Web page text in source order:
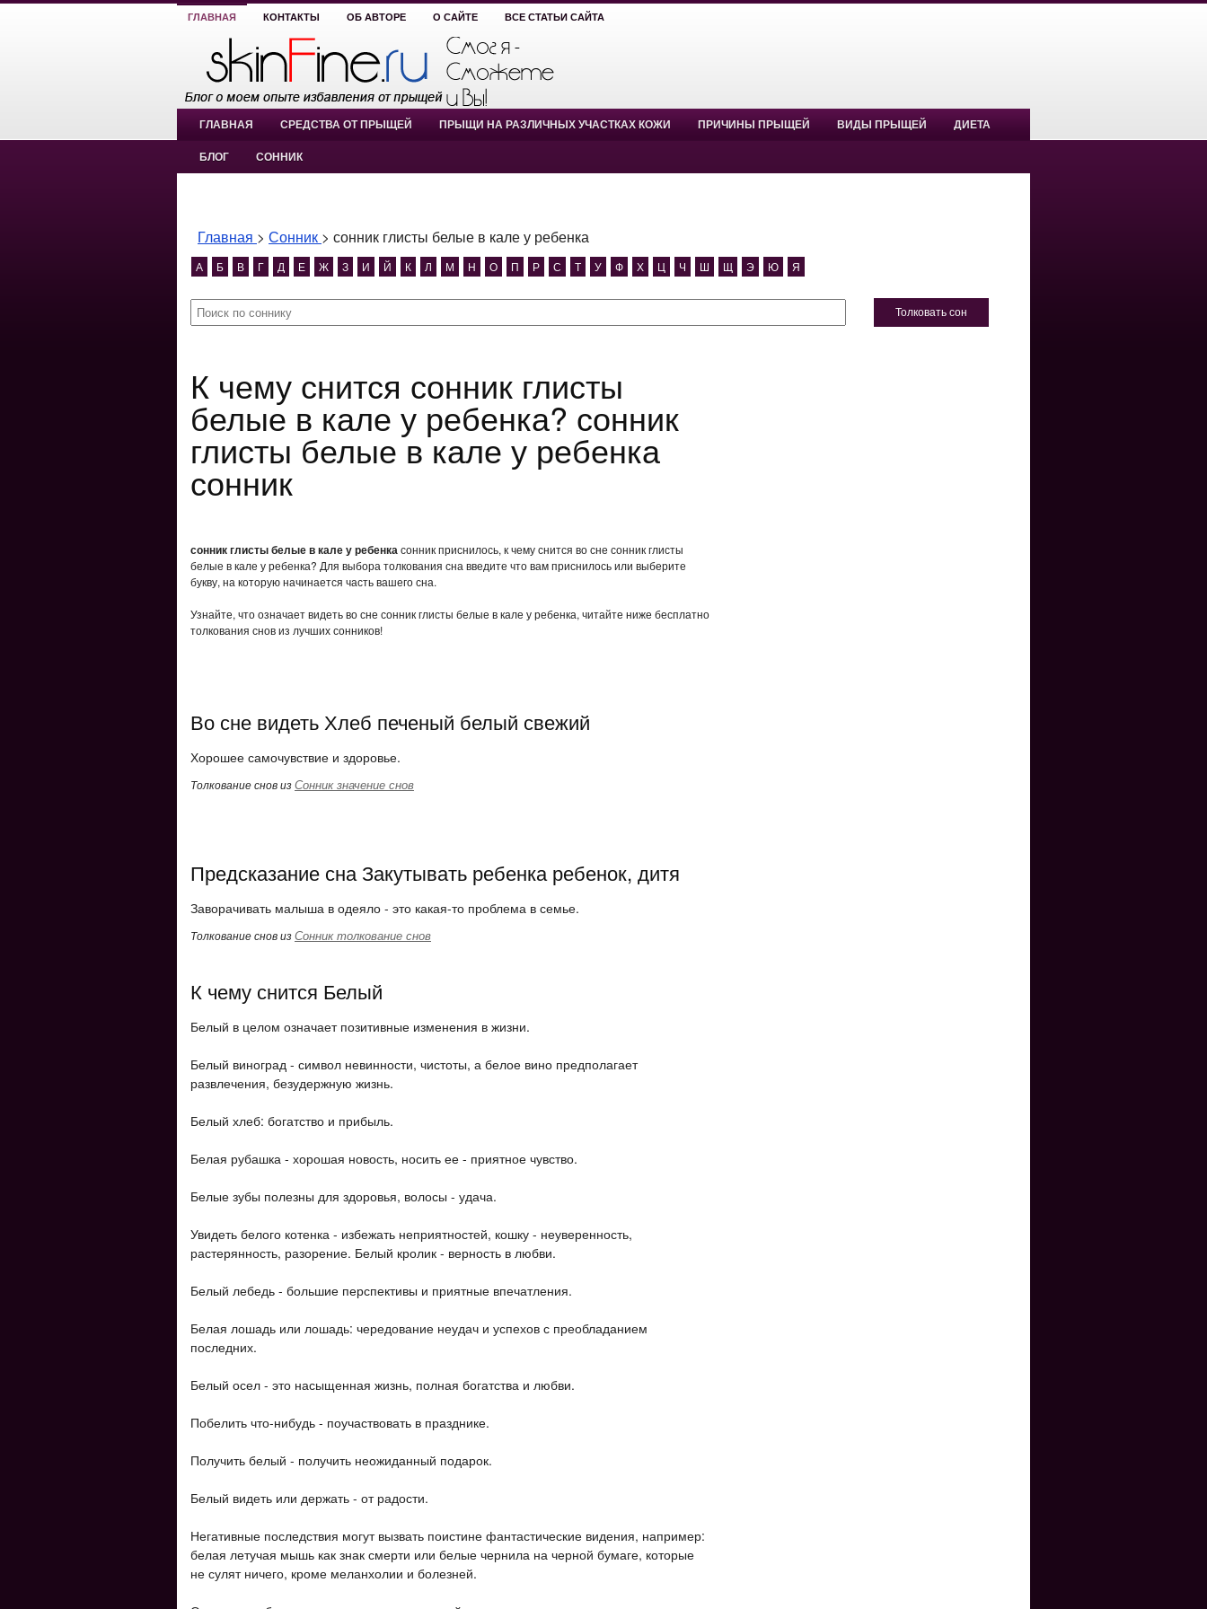
ГЛАВНАЯ КОНТАКТЫ ОБ АВТОРЕ О САЙТЕ ВСЕ СТАТЬИ САЙТА
ГЛАВНАЯ СРЕДСТВА ОТ ПРЫЩЕЙ ПРЫЩИ НА РАЗЛИЧНЫХ УЧАСТКАХ КОЖИ ПРИЧИНЫ ПРЫЩЕЙ ВИДЫ ПРЫЩЕЙ ДИЕТА
БЛОГ СОННИК
Главная > Сонник > сонник глисты белые в кале у ребенка
А Б В Г Д Е Ж З И Й К Л М Н О П Р С Т У Ф Х Ц Ч Ш Щ Э Ю Я
Толковать сон
К чему снится сонник глисты
белые в кале у ребенка? сонник
глисты белые в кале у ребенка
сонник
сонник глисты белые в кале у ребенкасонник приснилось, к чему снится во сне сонник глисты
белые в кале у ребенка? Для выбора толкования сна введите что вам приснилось или выберите
букву, на которую начинается часть вашего сна.
Узнайте, что означает видеть во сне сонник глисты белые в кале у ребенка, читайте ниже бесплатно
толкования снов из лучших сонников!
Во сне видеть Хлеб печеный белый свежий
Хорошее самочувствие и здоровье.
Толкование снов изСонник значение снов
Предсказание сна Закутывать ребенка ребенок, дитя
Заворачивать малыша в одеяло - это какая-то проблема в семье.
Толкование снов изСонник толкование снов
К чему снится Белый
Белый в целом означает позитивные изменения в жизни.
Белый виноград - символ невинности, чистоты, а белое вино предполагает
развлечения, безудержную жизнь.
Белый хлеб: богатство и прибыль.
Белая рубашка - хорошая новость, носить ее - приятное чувство.
Белые зубы полезны для здоровья, волосы - удача.
Увидеть белого котенка - избежать неприятностей, кошку - неуверенность,
растерянность, разорение. Белый кролик - верность в любви.
Белый лебедь - большие перспективы и приятные впечатления.
Белая лошадь или лошадь: чередование неудач и успехов с преобладанием
последних.
Белый осел - это насыщенная жизнь, полная богатства и любви.
Побелить что-нибудь - поучаствовать в празднике.
Получить белый - получить неожиданный подарок.
Белый видеть или держать - от радости.
Негативные последствия могут вызвать поистине фантастические видения, например:
белая летучая мышь как знак смерти или белые чернила на черной бумаге, которые
не сулят ничего, кроме меланхолии и болезней.